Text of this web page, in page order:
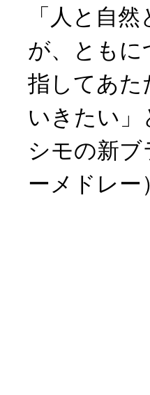
「人と自
が、ともに
指してあた
いきたい
シモの新ブ
ーメドレー